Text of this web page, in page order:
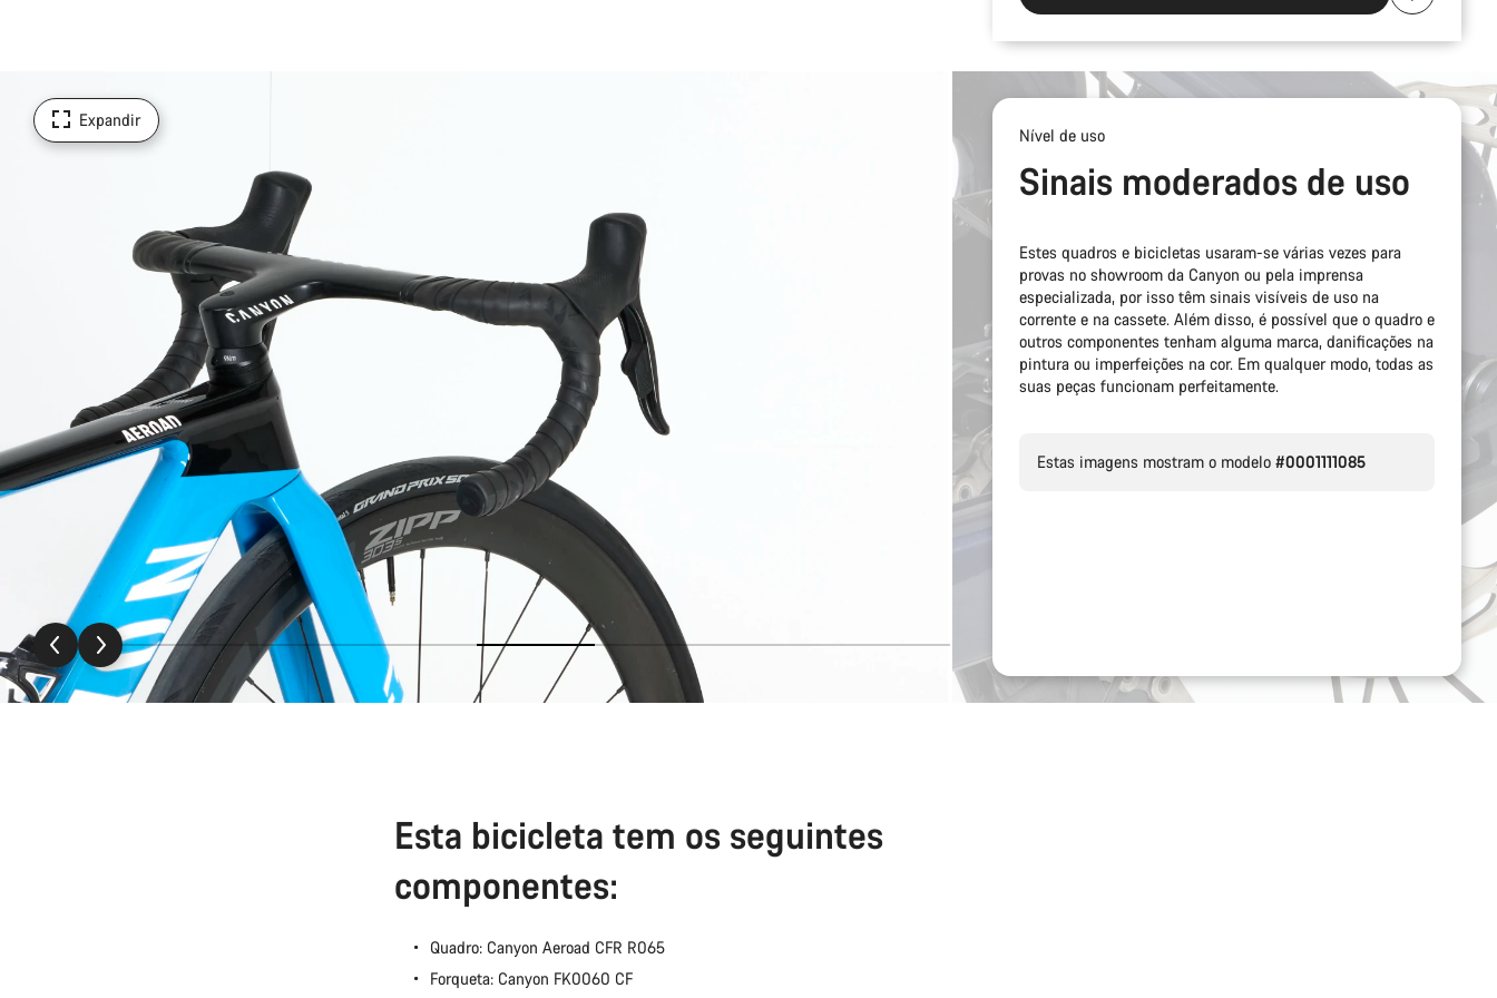
Expandir
Nível de uso
Sinais moderados de uso
Estes quadros e bicicletas usaram-se várias vezes para
provas no showroom da Canyon ou pela imprensa
especializada, por isso têm sinais visíveis de uso na
corrente e na cassete. Além disso, é possível que o quadro e
outros componentes tenham alguma marca, danificações na
pintura ou imperfeições na cor. Em qualquer modo, todas as
suas peças funcionam perfeitamente.
Estas imagens mostram o modelo #0001111085
Esta bicicleta tem os seguintes
componentes:
Quadro: Canyon Aeroad CFR R065
Forqueta: Canyon FK0060 CF